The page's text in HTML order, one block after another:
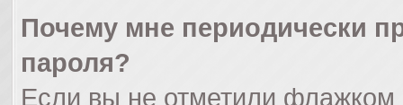
Почему мне периодически
пароля?
Если вы не отметили флажком